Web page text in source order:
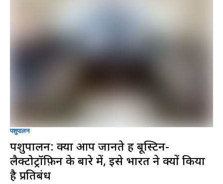
पशुपालन
पशुपालन: क्या आप जानते हैं बूस्टिन-
लैक्टोट्रॉफ़िन के बारे में, इसे भारत ने क्यों किया
है प्रतिबंध